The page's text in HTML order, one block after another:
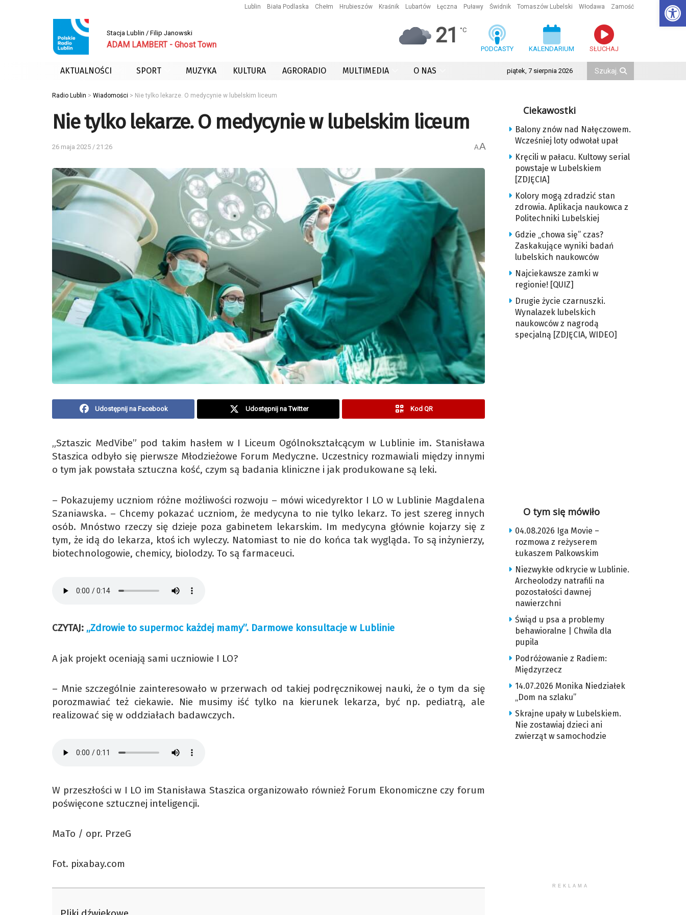
Lublin Biała Podlaska Chełm Hrubieszów Kraśnik Lubartów Łęczna Puławy Świdnik Tomaszów Lubelski Włodawa Zamość
Stacja Lublin / Filip Janowski
ADAM LAMBERT - Ghost Town 21 °C
PODCASTY KALENDARIUM SŁUCHAJ
AKTUALNOŚCI SPORT MUZYKA KULTURA AGRORADIO MULTIMEDIA O NAS piątek, 7 sierpnia 2026
Radio Lublin > Wiadomości > Nie tylko lekarze. O medycynie w lubelskim liceum
Nie tylko lekarze. O medycynie w lubelskim liceum
26 maja 2025 / 21:26 AA
Udostępnij na Facebook Udostępnij na Twitter Kod QR
„Sztaszic MedVibe” pod takim hasłem w I Liceum Ogólnokształcącym w Lublinie im. Stanisława
Staszica odbyło się pierwsze Młodzieżowe Forum Medyczne. Uczestnicy rozmawiali między innymi
o tym jak powstała sztuczna kość, czym są badania kliniczne i jak produkowane są leki.
– Pokazujemy uczniom różne możliwości rozwoju – mówi wicedyrektor I LO w Lublinie Magdalena
Szaniawska. – Chcemy pokazać uczniom, że medycyna to nie tylko lekarz. To jest szereg innych
osób. Mnóstwo rzeczy się dzieje poza gabinetem lekarskim. Im medycyna głównie kojarzy się z
tym, że idą do lekarza, ktoś ich wyleczy. Natomiast to nie do końca tak wygląda. To są inżynierzy,
biotechnologowie, chemicy, biolodzy. To są farmaceuci.
CZYTAJ: „Zdrowie to supermoc każdej mamy”. Darmowe konsultacje w Lublinie
A jak projekt oceniają sami uczniowie I LO?
– Mnie szczególnie zainteresowało w przerwach od takiej podręcznikowej nauki, że o tym da się
porozmawiać też ciekawie. Nie musimy iść tylko na kierunek lekarza, być np. pediatrą, ale
realizować się w oddziałach badawczych.
W przeszłości w I LO im Stanisława Staszica organizowało również Forum Ekonomiczne czy forum
poświęcone sztucznej inteligencji.
MaTo / opr. PrzeG
Fot. pixabay.com
Ciekawostki
Balony znów nad Nałęczowem.
Wcześniej loty odwołał upał
Kręcili w pałacu. Kultowy serial
powstaje w Lubelskiem
[ZDJĘCIA]
Kolory mogą zdradzić stan
zdrowia. Aplikacja naukowca z
Politechniki Lubelskiej
Gdzie „chowa się” czas?
Zaskakujące wyniki badań
lubelskich naukowców
Najciekawsze zamki w
regionie! [QUIZ]
Drugie życie czarnuszki.
Wynalazek lubelskich
naukowców z nagrodą
specjalną [ZDJĘCIA, WIDEO]
O tym się mówiło
04.08.2026 Iga Movie –
rozmowa z reżyserem
Łukaszem Palkowskim
Niezwykłe odkrycie w Lublinie.
Archeolodzy natrafili na
pozostałości dawnej
nawierzchni
Świąd u psa a problemy
behawioralne | Chwila dla
pupila
Podróżowanie z Radiem:
Międzyrzecz
14.07.2026 Monika Niedziałek
„Dom na szlaku”
Skrajne upały w Lubelskiem.
Nie zostawiaj dzieci ani
zwierząt w samochodzie
REKLAMA